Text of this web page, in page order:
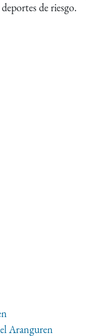
de riesgo.
Aranguren